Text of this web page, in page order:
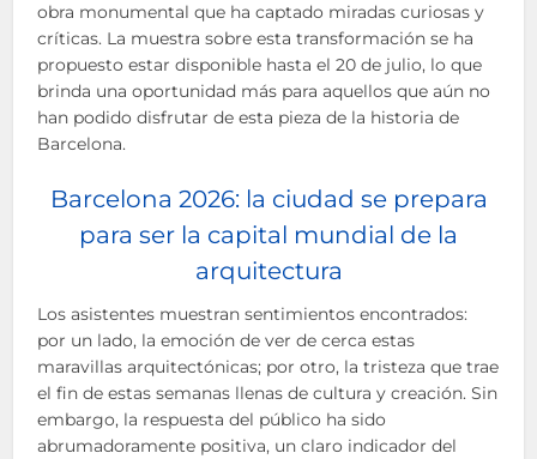
obra monumental que ha captado miradas curiosas y
críticas. La muestra sobre esta transformación se ha
propuesto estar disponible hasta el 20 de julio, lo que
brinda una oportunidad más para aquellos que aún no
han podido disfrutar de esta pieza de la historia de
Barcelona.
Barcelona 2026: la ciudad se prepara
para ser la capital mundial de la
arquitectura
Los asistentes muestran sentimientos encontrados:
por un lado, la emoción de ver de cerca estas
maravillas arquitectónicas; por otro, la tristeza que trae
el fin de estas semanas llenas de cultura y creación. Sin
embargo, la respuesta del público ha sido
abrumadoramente positiva, un claro indicador del